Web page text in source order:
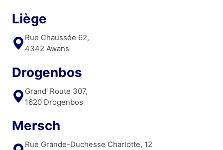
Liège
Rue Chaussée 62,
4342 Awans
Drogenbos
Grand' Route 307,
1620 Drogenbos
Mersch
Rue Grande-Duchesse Charlotte, 12